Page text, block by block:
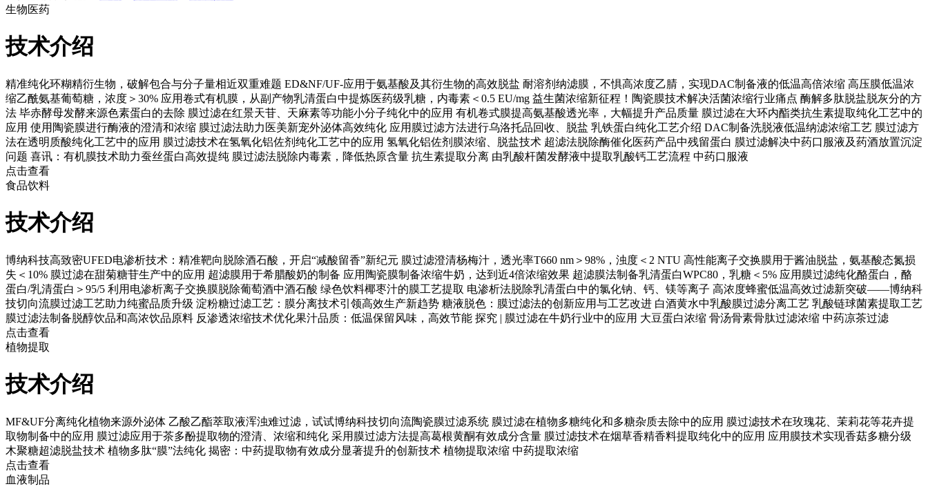
生物医药
技术介绍
精准纯化环糊精衍生物，破解包合与分子量相近双重难题 ED&NF/UF-应用于氨基酸及其衍生物的高效脱盐 耐溶剂纳滤膜，不惧高浓度乙腈，实现DAC制备液的低温高倍浓缩 高压膜低温浓
缩乙酰氨基葡萄糖，浓度＞30% 应用卷式有机膜，从副产物乳清蛋白中提炼医药级乳糖，内毒素＜0.5 EU/mg 益生菌浓缩新征程！陶瓷膜技术解决活菌浓缩行业痛点 酶解多肽脱盐脱灰分的方
法 毕赤酵母发酵来源色素蛋白的去除 膜过滤在红景天苷、天麻素等功能小分子纯化中的应用 有机卷式膜提高氨基酸透光率，大幅提升产品质量 膜过滤在大环内酯类抗生素提取纯化工艺中的
应用 使用陶瓷膜进行酶液的澄清和浓缩 膜过滤法助力医美新宠外泌体高效纯化 应用膜过滤方法进行乌洛托品回收、脱盐 乳铁蛋白纯化工艺介绍 DAC制备洗脱液低温纳滤浓缩工艺 膜过滤方
法在透明质酸纯化工艺中的应用 膜过滤技术在氢氧化铝佐剂纯化工艺中的应用 氢氧化铝佐剂膜浓缩、脱盐技术 超滤法脱除酶催化医药产品中残留蛋白 膜过滤解决中药口服液及药酒放置沉淀
问题 喜讯：有机膜技术助力蚕丝蛋白高效提纯 膜过滤法脱除内毒素，降低热原含量 抗生素提取分离 由乳酸杆菌发酵液中提取乳酸钙工艺流程 中药口服液
点击查看
食品饮料
技术介绍
博纳科技高致密UFED电渗析技术：精准靶向脱除酒石酸，开启“减酸留香”新纪元 膜过滤澄清杨梅汁，透光率T660 nm＞98%，浊度＜2 NTU 高性能离子交换膜用于酱油脱盐，氨基酸态氮损
失＜10% 膜过滤在甜菊糖苷生产中的应用 超滤膜用于希腊酸奶的制备 应用陶瓷膜制备浓缩牛奶，达到近4倍浓缩效果 超滤膜法制备乳清蛋白WPC80，乳糖＜5% 应用膜过滤纯化酪蛋白，酪
蛋白/乳清蛋白＞95/5 利用电渗析离子交换膜脱除葡萄酒中酒石酸 绿色饮料椰枣汁的膜工艺提取 电渗析法脱除乳清蛋白中的氯化钠、钙、镁等离子 高浓度蜂蜜低温高效过滤新突破——博纳科
技切向流膜过滤工艺助力纯蜜品质升级 淀粉糖过滤工艺：膜分离技术引领高效生产新趋势 糖液脱色：膜过滤法的创新应用与工艺改进 白酒黄水中乳酸膜过滤分离工艺 乳酸链球菌素提取工艺
膜过滤法制备脱醇饮品和高浓饮品原料 反渗透浓缩技术优化果汁品质：低温保留风味，高效节能 探究 | 膜过滤在牛奶行业中的应用 大豆蛋白浓缩 骨汤骨素骨肽过滤浓缩 中药凉茶过滤
点击查看
植物提取
技术介绍
MF&UF分离纯化植物来源外泌体 乙酸乙酯萃取液浑浊难过滤，试试博纳科技切向流陶瓷膜过滤系统 膜过滤在植物多糖纯化和多糖杂质去除中的应用 膜过滤技术在玫瑰花、茉莉花等花卉提
取物制备中的应用 膜过滤应用于茶多酚提取物的澄清、浓缩和纯化 采用膜过滤方法提高葛根黄酮有效成分含量 膜过滤技术在烟草香精香料提取纯化中的应用 应用膜技术实现香菇多糖分级
木聚糖超滤脱盐技术 植物多肽“膜”法纯化 揭密：中药提取物有效成分显著提升的创新技术 植物提取浓缩 中药提取浓缩
点击查看
血液制品